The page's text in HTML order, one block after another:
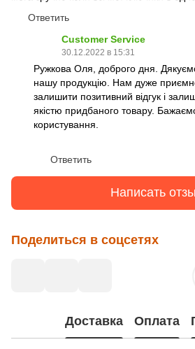
Ответить
Customer Service
30.12.2022 в 15:31
Ружкова Оля, доброго дня.
нашу продукцію. Нам дуже
залишити позитивний відгук і
якістю придбаного товару.
користування.
Ответить
Написать
Поделиться в соцсетях
Доставка Оплата